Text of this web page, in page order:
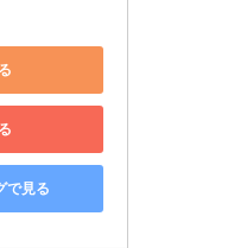
で見る